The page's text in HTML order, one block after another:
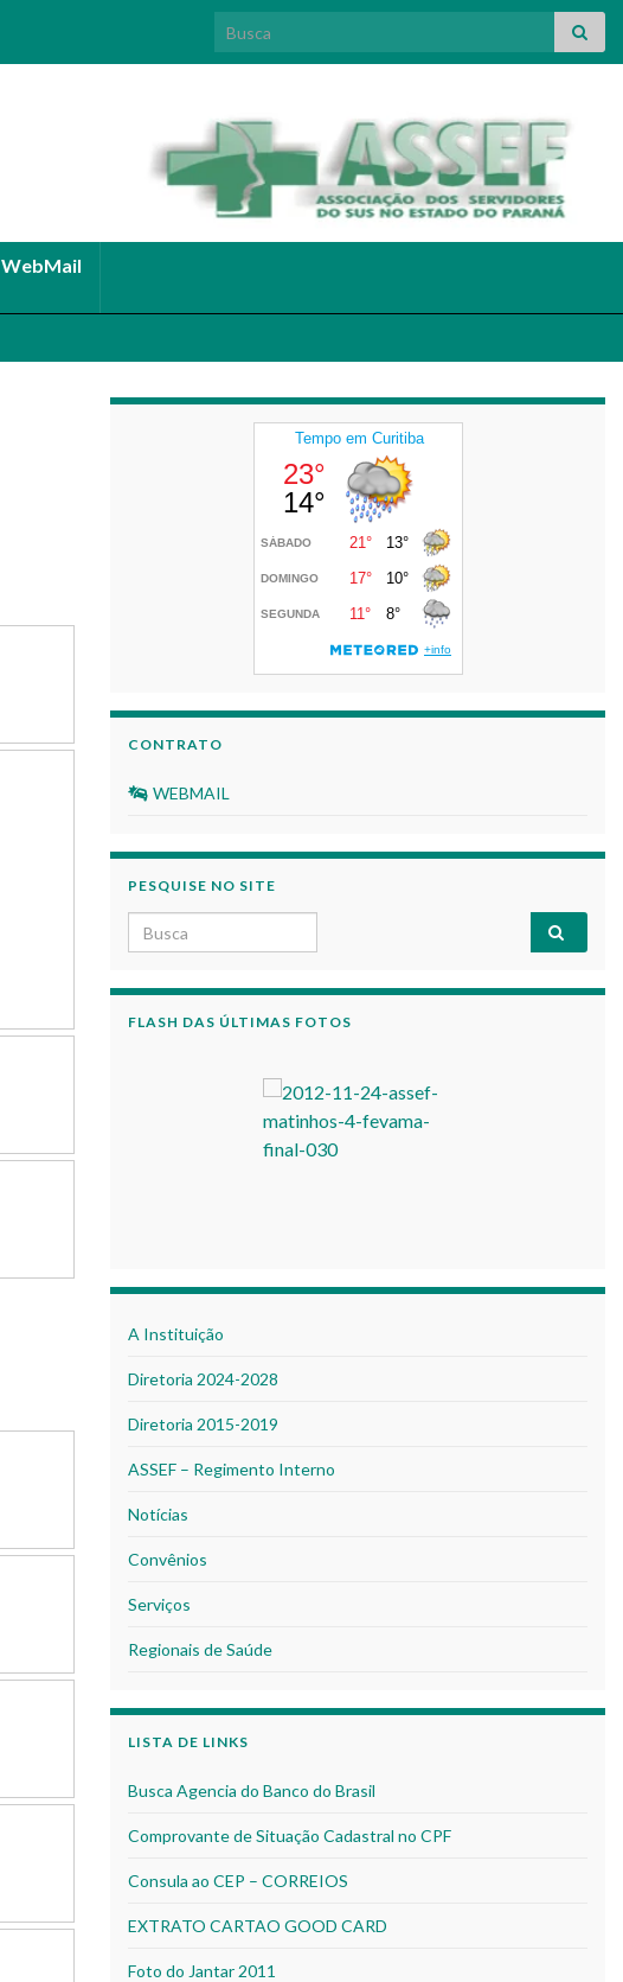
Search for:
WebMail
CONTRATO
WEBMAIL
PESQUISE NO SITE
Search for:
FLASH DAS ÚLTIMAS FOTOS
A Instituição
Diretoria 2024-2028
Diretoria 2015-2019
ASSEF – Regimento Interno
Notícias
Convênios
Serviços
Regionais de Saúde
LISTA DE LINKS
Busca Agencia do Banco do Brasil
Comprovante de Situação Cadastral no CPF
Consula ao CEP – CORREIOS
EXTRATO CARTAO GOOD CARD
Foto do Jantar 2011